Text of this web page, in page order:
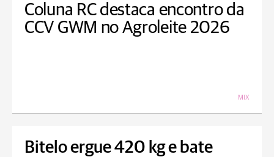
Coluna RC destaca encontro da
CCV GWM no Agroleite 2026
MIX
Bitelo ergue 420 kg e bate